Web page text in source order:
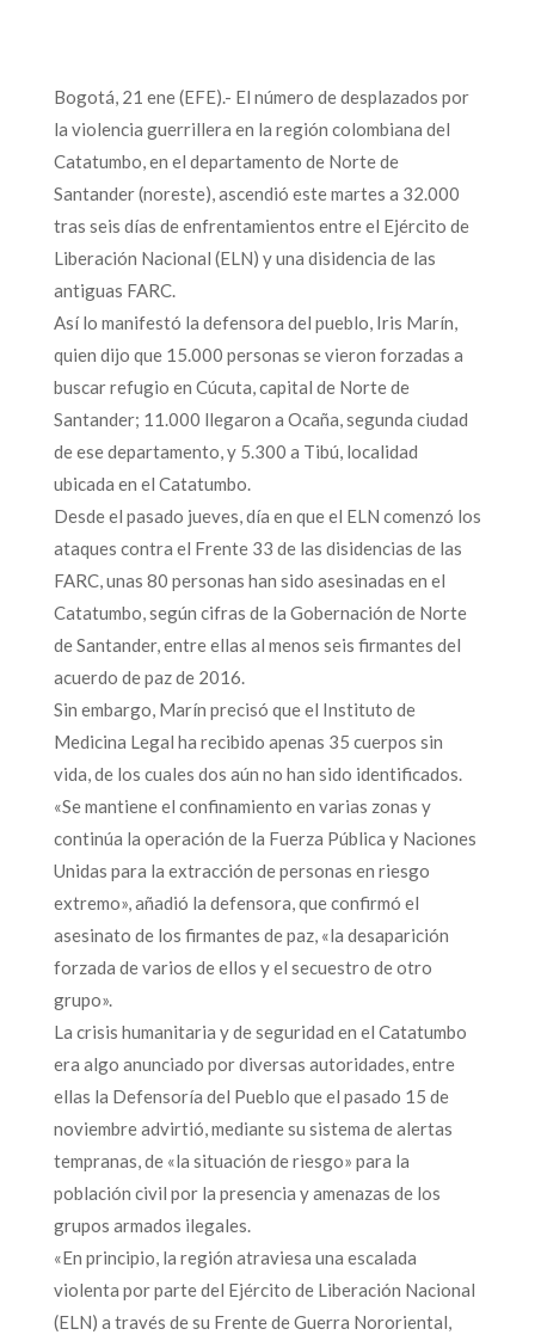
Bogotá, 21 ene (EFE).- El número de desplazados por
la violencia guerrillera en la región colombiana del
Catatumbo, en el departamento de Norte de
Santander (noreste), ascendió este martes a 32.000
tras seis días de enfrentamientos entre el Ejército de
Liberación Nacional (ELN) y una disidencia de las
antiguas FARC.
Así lo manifestó la defensora del pueblo, Iris Marín,
quien dijo que 15.000 personas se vieron forzadas a
buscar refugio en Cúcuta, capital de Norte de
Santander; 11.000 llegaron a Ocaña, segunda ciudad
de ese departamento, y 5.300 a Tibú, localidad
ubicada en el Catatumbo.
Desde el pasado jueves, día en que el ELN comenzó los
ataques contra el Frente 33 de las disidencias de las
FARC, unas 80 personas han sido asesinadas en el
Catatumbo, según cifras de la Gobernación de Norte
de Santander, entre ellas al menos seis firmantes del
acuerdo de paz de 2016.
Sin embargo, Marín precisó que el Instituto de
Medicina Legal ha recibido apenas 35 cuerpos sin
vida, de los cuales dos aún no han sido identificados.
«Se mantiene el confinamiento en varias zonas y
continúa la operación de la Fuerza Pública y Naciones
Unidas para la extracción de personas en riesgo
extremo», añadió la defensora, que confirmó el
asesinato de los firmantes de paz, «la desaparición
forzada de varios de ellos y el secuestro de otro
grupo».
La crisis humanitaria y de seguridad en el Catatumbo
era algo anunciado por diversas autoridades, entre
ellas la Defensoría del Pueblo que el pasado 15 de
noviembre advirtió, mediante su sistema de alertas
tempranas, de «la situación de riesgo» para la
población civil por la presencia y amenazas de los
grupos armados ilegales.
«En principio, la región atraviesa una escalada
violenta por parte del Ejército de Liberación Nacional
(ELN) a través de su Frente de Guerra Nororiental,